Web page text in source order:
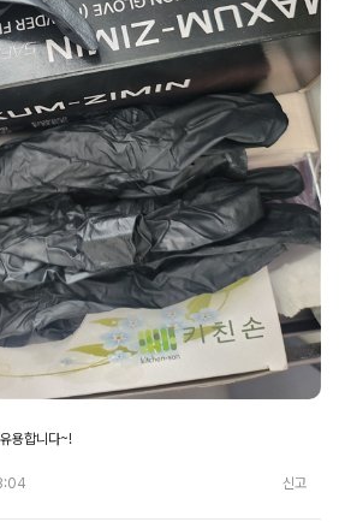
용합니다~!
신고